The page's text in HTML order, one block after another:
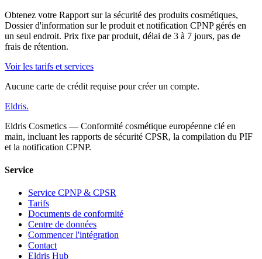
Obtenez votre Rapport sur la sécurité des produits cosmétiques,
Dossier d'information sur le produit et notification CPNP gérés en
un seul endroit. Prix fixe par produit, délai de 3 à 7 jours, pas de
frais de rétention.
Voir les tarifs et services
Aucune carte de crédit requise pour créer un compte.
Eldris.
Eldris Cosmetics — Conformité cosmétique européenne clé en
main, incluant les rapports de sécurité CPSR, la compilation du PIF
et la notification CPNP.
Service
Service CPNP & CPSR
Tarifs
Documents de conformité
Centre de données
Commencer l'intégration
Contact
Eldris Hub